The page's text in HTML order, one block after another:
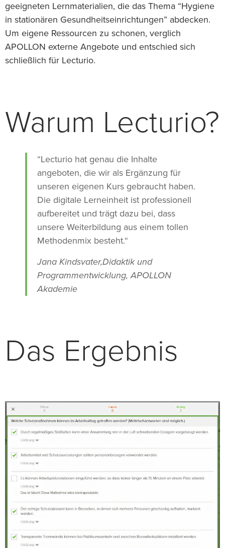
geeigneten Lernmaterialien, die das Thema “Hygiene
in stationären Gesundheitseinrichtungen” abdecken.
Um eigene Ressourcen zu schonen, verglich
APOLLON externe Angebote und entschied sich
schließlich für Lecturio.
Warum Lecturio?
“Lecturio hat genau die Inhalte
angeboten, die wir als Ergänzung für
unseren eigenen Kurs gebraucht haben.
Die digitale Lerneinheit ist professionell
aufbereitet und trägt dazu bei, dass
unsere Weiterbildung aus einem tollen
Methodenmix besteht.“
Jana Kindsvater,Didaktik und
Programmentwicklung, APOLLON
Akademie
Das Ergebnis